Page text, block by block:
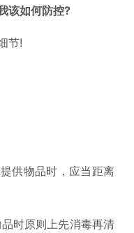
该如何防控?
节!
供物品时，应当距离
时原则上先消毒再清